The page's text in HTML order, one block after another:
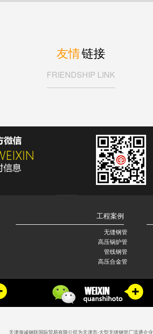
友情链接
FRIENDSHIP LINK
工程案例
无缝钢管
高压锅炉管
管线钢管
高压合金管
天津海诚钢联国际贸易有限公司为天津市-大型无缝钢管厂流通企业